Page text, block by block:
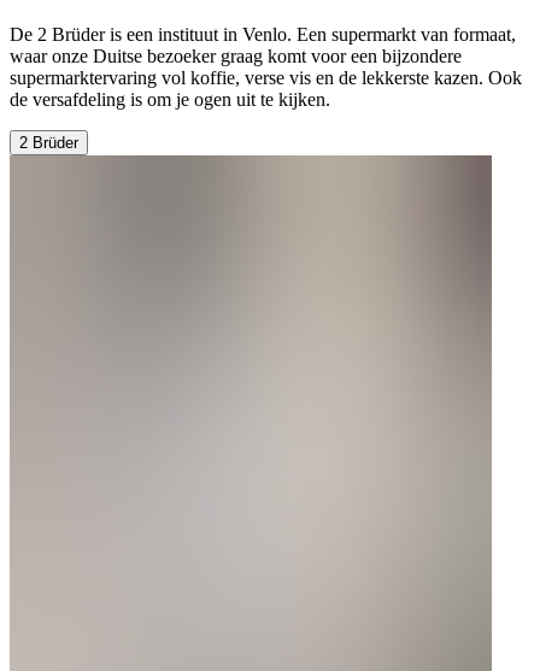
De 2 Brüder is een instituut in Venlo. Een supermarkt van formaat,
waar onze Duitse bezoeker graag komt voor een bijzondere
supermarktervaring vol koffie, verse vis en de lekkerste kazen. Ook
de versafdeling is om je ogen uit te kijken.
2 Brüder